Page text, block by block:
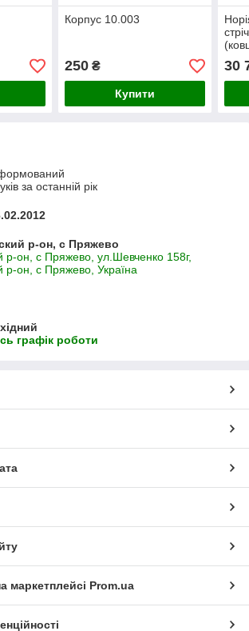
Корпус 10.003
250₴
Купити
30
за останній рік
р-он, с Пряжево
р-он, с Пряжево, ул.Шевченко 158г,
р-он, с Пряжево, Україна
графік роботи
маркетплейсі Prom.ua